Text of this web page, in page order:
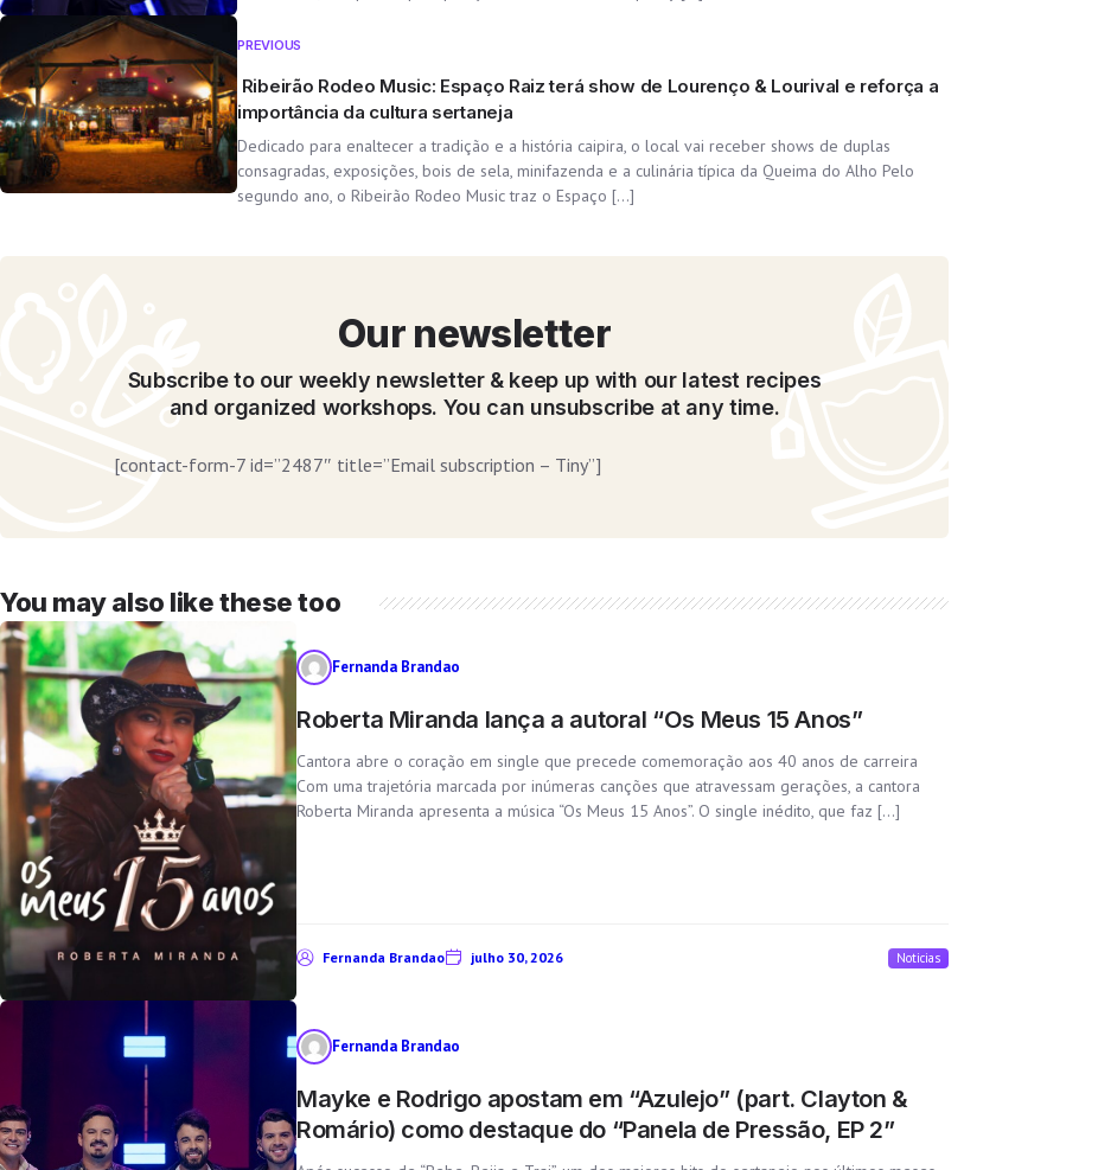
PREVIOUS
Ribeirão Rodeo Music: Espaço Raiz terá show de Lourenço & Lourival e reforça a
importância da cultura sertaneja
Dedicado para enaltecer a tradição e a história caipira, o local vai receber shows de duplas
consagradas, exposições, bois de sela, minifazenda e a culinária típica da Queima do Alho Pelo
segundo ano, o Ribeirão Rodeo Music traz o Espaço […]
Our newsletter
Subscribe to our weekly newsletter & keep up with our latest recipes
and organized workshops. You can unsubscribe at any time.
[contact-form-7 id=”2487″ title=”Email subscription – Tiny”]
You may also like these too
Fernanda Brandao
Roberta Miranda lança a autoral “Os Meus 15 Anos”
Cantora abre o coração em single que precede comemoração aos 40 anos de carreira
Com uma trajetória marcada por inúmeras canções que atravessam gerações, a cantora
Roberta Miranda apresenta a música “Os Meus 15 Anos”. O single inédito, que faz […]
Fernanda Brandao julho 30, 2026 Noticias
Fernanda Brandao
Mayke e Rodrigo apostam em “Azulejo” (part. Clayton &
Romário) como destaque do “Panela de Pressão, EP 2”